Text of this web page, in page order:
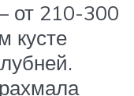
от 210-300
кусте